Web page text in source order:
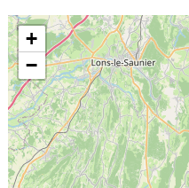
+
−